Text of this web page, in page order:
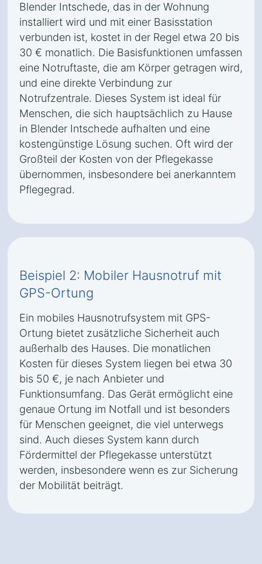
Blender Intschede, das in der Wohnung
installiert wird und mit einer Basisstation
verbunden ist, kostet in der Regel etwa 20 bis
30 € monatlich. Die Basisfunktionen umfassen
eine Notruftaste, die am Körper getragen wird,
und eine direkte Verbindung zur
Notrufzentrale. Dieses System ist ideal für
Menschen, die sich hauptsächlich zu Hause
in Blender Intschede aufhalten und eine
kostengünstige Lösung suchen. Oft wird der
Großteil der Kosten von der Pflegekasse
übernommen, insbesondere bei anerkanntem
Pflegegrad.
Beispiel 2: Mobiler Hausnotruf mit
GPS-Ortung
Ein mobiles Hausnotrufsystem mit GPS-
Ortung bietet zusätzliche Sicherheit auch
außerhalb des Hauses. Die monatlichen
Kosten für dieses System liegen bei etwa 30
bis 50 €, je nach Anbieter und
Funktionsumfang. Das Gerät ermöglicht eine
genaue Ortung im Notfall und ist besonders
für Menschen geeignet, die viel unterwegs
sind. Auch dieses System kann durch
Fördermittel der Pflegekasse unterstützt
werden, insbesondere wenn es zur Sicherung
der Mobilität beiträgt.